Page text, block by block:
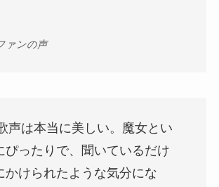
ァンの声
声は本当に美しい。魔女とい
ぴったりで、聞いているだけ
かけられたような気分にな